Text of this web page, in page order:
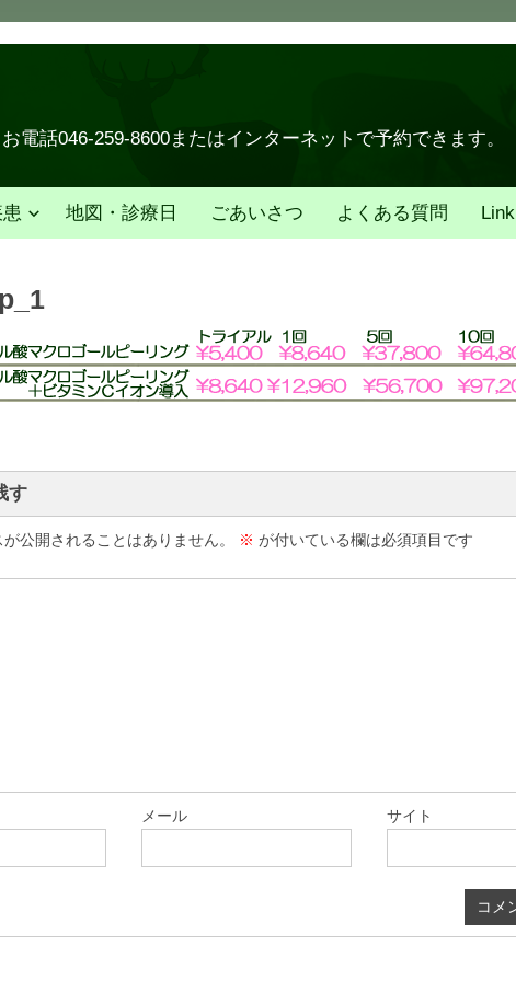
電話046-259-8600またはインターネットで予約できます。
地図・診療日 ごあいさつ よくある質問 Link
す
公開されることはありません。 ※ が付いている欄は必須項目です
メール サイト